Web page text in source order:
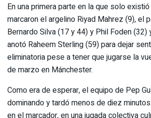
En una primera parte en la que solo
marcaron el argelino Riyad Mahrez (9), el
Bernardo Silva (17 y 44) y Phil Foden (32)
anotó Raheem Sterling (59) para dejar
eliminatoria pese a tener que jugarse la
de marzo en Mánchester.
Como era de esperar, el equipo de Pep
dominando y tardó menos de diez
en el marcador, en una jugada colectiva